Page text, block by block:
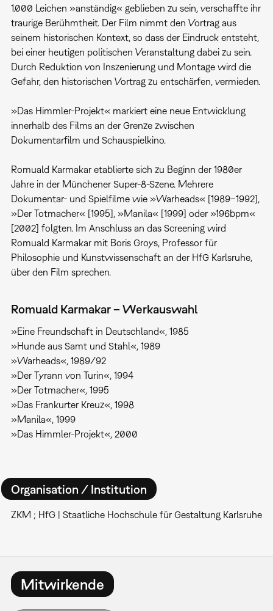
1.000 Leichen »anständig« geblieben zu sein, verschaffte ihr
traurige Berühmtheit. Der Film nimmt den Vortrag aus
seinem historischen Kontext, so dass der Eindruck entsteht,
bei einer heutigen politischen Veranstaltung dabei zu sein.
Durch Reduktion von Inszenierung und Montage wird die
Gefahr, den historischen Vortrag zu entschärfen, vermieden.
»Das Himmler-Projekt« markiert eine neue Entwicklung
innerhalb des Films an der Grenze zwischen
Dokumentarfilm und Schauspielkino.
Romuald Karmakar etablierte sich zu Beginn der 1980er
Jahre in der Münchener Super-8-Szene. Mehrere
Dokumentar- und Spielfilme wie »Warheads« [1989–1992],
»Der Totmacher« [1995], »Manila« [1999] oder »196bpm«
[2002] folgten. Im Anschluss an das Screening wird
Romuald Karmakar mit Boris Groys, Professor für
Philosophie und Kunstwissenschaft an der HfG Karlsruhe,
über den Film sprechen.
Romuald Karmakar – Werkauswahl
»Eine Freundschaft in Deutschland«, 1985
»Hunde aus Samt und Stahl«, 1989
»Warheads«, 1989/92
»Der Tyrann von Turin«, 1994
»Der Totmacher«, 1995
»Das Frankurter Kreuz«, 1998
»Manila«, 1999
»Das Himmler-Projekt«, 2000
Organisation / Institution
ZKM ; HfG | Staatliche Hochschule für Gestaltung Karlsruhe
Mitwirkende